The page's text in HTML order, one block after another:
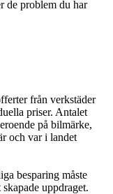
de problem du har
från verkstäder
priser. Antalet
på bilmärke,
och var i landet
besparing måste
uppdraget.